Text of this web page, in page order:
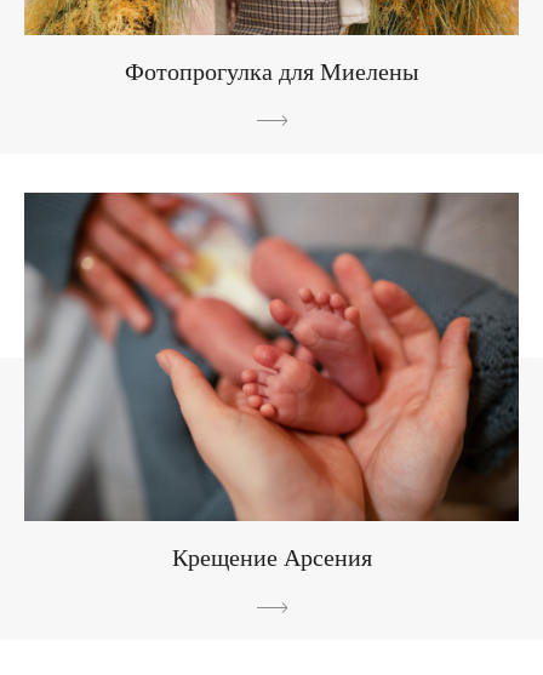
Фотопрогулка для Миелены
Крещение Арсения